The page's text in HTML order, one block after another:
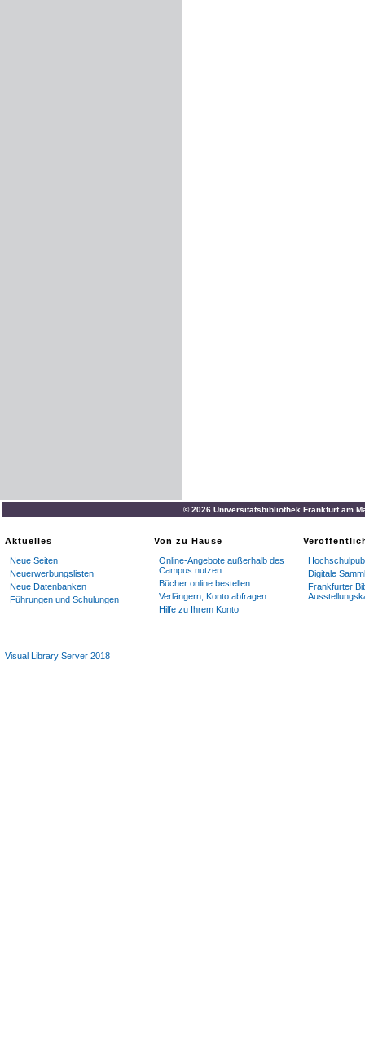
© 2026 Universitätsbibliothek Frankfurt am
Aktuelles
Neue Seiten
Neuerwerbungslisten
Neue Datenbanken
Führungen und Schulungen
Von zu Hause
Online-Angebote außerhalb des
Campus nutzen
Bücher online bestellen
Verlängern, Konto abfragen
Hilfe zu Ihrem Konto
Digitale
Frankfurter
Visual Library Server 2018